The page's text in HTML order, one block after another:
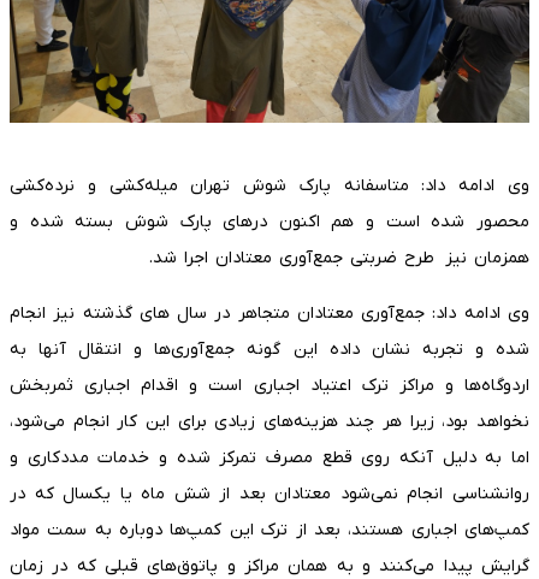
وی ادامه داد: متاسفانه پارک شوش تهران میله‌کشی و نرده‌کشی
محصور شده است و هم اکنون درهای پارک شوش بسته شده و
همزمان نیز طرح ضربتی جمع‌آوری معتادان اجرا شد.
وی ادامه داد: جمع‌آوری معتادان متجاهر در سال های گذشته نیز انجام
شده و تجربه نشان داده این گونه جمع‌آوری‌ها و انتقال آنها به
اردوگاه‌ها و مراکز ترک اعتیاد اجباری است و اقدام اجباری ثمربخش
نخواهد بود، زیرا هر چند هزینه‌های زیادی برای این کار انجام می‌شود،
اما به دلیل آنکه روی قطع مصرف تمرکز شده و خدمات مددکاری و
روانشناسی انجام نمی‌شود معتادان بعد از شش ماه یا یکسال که در
کمپ‌های اجباری هستند، بعد از ترک این کمپ‌ها دوباره به سمت مواد
گرایش پیدا می‌کنند و به همان مراکز و پاتوق‌های قبلی که در زمان